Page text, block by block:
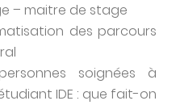
– maitre de stage
des parcours
soignées à
IDE : que fait-on